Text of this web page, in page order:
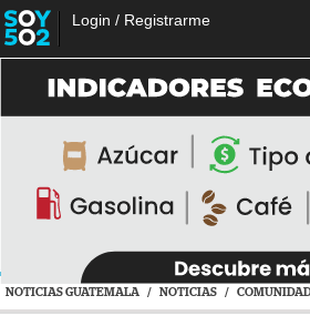
Login / Registrarme
NOTICIAS GUATEMALA / NOTICIAS /